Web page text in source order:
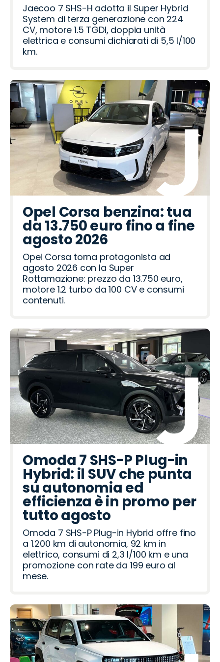
r
o
Jaecoo 7 SHS-H adotta il Super Hybrid
System di terza generazione con 224
CV, motore 1.5 TGDI, doppia unità
elettrica e consumi dichiarati di 5,5 l/100
km.
Opel Corsa benzina: tua
da 13.750 euro fino a fine
agosto 2026
Opel Corsa torna protagonista ad
agosto 2026 con la Super
Rottamazione: prezzo da 13.750 euro,
motore 1.2 turbo da 100 CV e consumi
contenuti.
Omoda 7 SHS-P Plug-in
Hybrid: il SUV che punta
su autonomia ed
efficienza è in promo per
tutto agosto
Omoda 7 SHS-P Plug-in Hybrid offre fino
a 1.200 km di autonomia, 92 km in
elettrico, consumi di 2,3 l/100 km e una
promozione con rate da 199 euro al
mese.